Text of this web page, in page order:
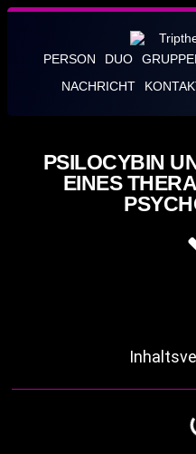
PERSON DUO
NACHRICHT
PSILOCYBIN
EINES